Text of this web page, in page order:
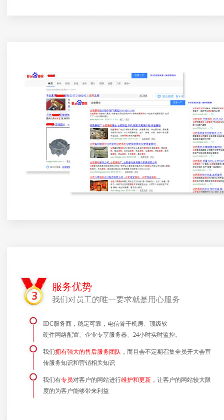
服务优势
我们对员工的唯一要求就是用心服务
IDC服务商，稳定可靠，电信骨干机房、顶级软
硬件网络配置、企业专享服务器、24小时实时监控。
我们拥有强大的售后服务团队 ，而且会不定期召集全员开大会宣
传服务知识和营销相关知识
我们有专员对客户的网站进行维护和更新 ，让客户的网站较大限
度的为客户能够带来利益